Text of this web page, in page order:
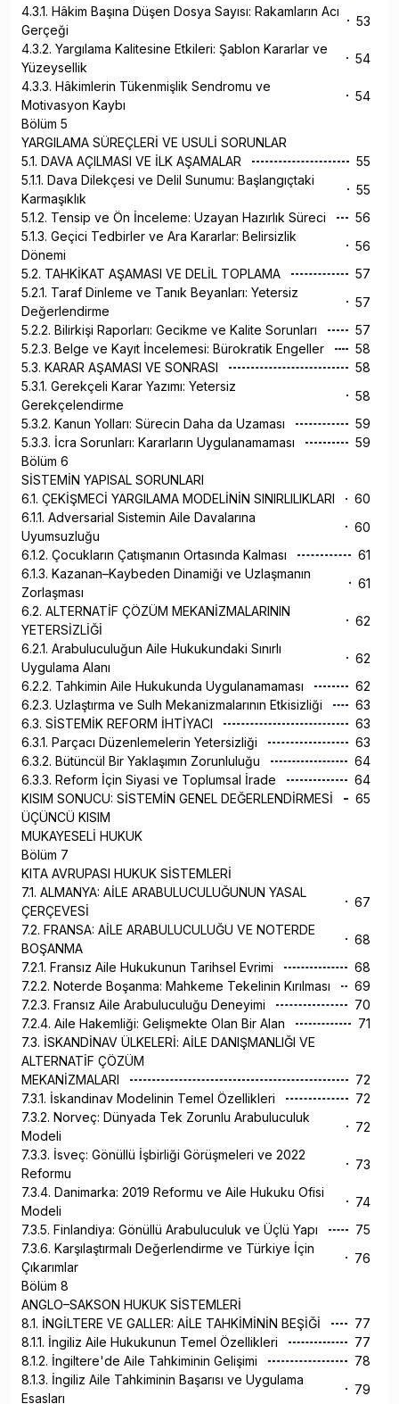
4.3.1. Hâkim Başına Düşen Dosya Sayısı: Rakamların Acı
Gerçeği
53
4.3.2. Yargılama Kalitesine Etkileri: Şablon Kararlar ve
Yüzeysellik
54
4.3.3. Hâkimlerin Tükenmişlik Sendromu ve
Motivasyon Kaybı
54
Bölüm 5
YARGILAMA SÜREÇLERİ VE USULİ SORUNLAR
5.1. DAVA AÇILMASI VE İLK AŞAMALAR
55
5.1.1. Dava Dilekçesi ve Delil Sunumu: Başlangıçtaki
Karmaşıklık
55
5.1.2. Tensip ve Ön İnceleme: Uzayan Hazırlık Süreci
56
5.1.3. Geçici Tedbirler ve Ara Kararlar: Belirsizlik
Dönemi
56
5.2. TAHKİKAT AŞAMASI VE DELİL TOPLAMA
57
5.2.1. Taraf Dinleme ve Tanık Beyanları: Yetersiz
Değerlendirme
57
5.2.2. Bilirkişi Raporları: Gecikme ve Kalite Sorunları
57
5.2.3. Belge ve Kayıt İncelemesi: Bürokratik Engeller
58
5.3. KARAR AŞAMASI VE SONRASI
58
5.3.1. Gerekçeli Karar Yazımı: Yetersiz
Gerekçelendirme
58
5.3.2. Kanun Yolları: Sürecin Daha da Uzaması
59
5.3.3. İcra Sorunları: Kararların Uygulanamaması
59
Bölüm 6
SİSTEMİN YAPISAL SORUNLARI
6.1. ÇEKİŞMECİ YARGILAMA MODELİNİN SINIRLILIKLARI
60
6.1.1. Adversarial Sistemin Aile Davalarına
Uyumsuzluğu
60
6.1.2. Çocukların Çatışmanın Ortasında Kalması
61
6.1.3. Kazanan–Kaybeden Dinamiği ve Uzlaşmanın
Zorlaşması
61
6.2. ALTERNATİF ÇÖZÜM MEKANİZMALARININ
YETERSİZLİĞİ
62
6.2.1. Arabuluculuğun Aile Hukukundaki Sınırlı
Uygulama Alanı
62
6.2.2. Tahkimin Aile Hukukunda Uygulanamaması
62
6.2.3. Uzlaştırma ve Sulh Mekanizmalarının Etkisizliği
63
6.3. SİSTEMİK REFORM İHTİYACI
63
6.3.1. Parçacı Düzenlemelerin Yetersizliği
63
6.3.2. Bütüncül Bir Yaklaşımın Zorunluluğu
64
6.3.3. Reform İçin Siyasi ve Toplumsal İrade
64
KISIM SONUCU: SİSTEMİN GENEL DEĞERLENDİRMESİ
65
ÜÇÜNCÜ KISIM
MUKAYESELİ HUKUK
Bölüm 7
KITA AVRUPASI HUKUK SİSTEMLERİ
7.1. ALMANYA: AİLE ARABULUCULUĞUNUN YASAL
ÇERÇEVESİ
67
7.2. FRANSA: AİLE ARABULUCULUĞU VE NOTERDE
BOŞANMA
68
7.2.1. Fransız Aile Hukukunun Tarihsel Evrimi
68
7.2.2. Noterde Boşanma: Mahkeme Tekelinin Kırılması
69
7.2.3. Fransız Aile Arabuluculuğu Deneyimi
70
7.2.4. Aile Hakemliği: Gelişmekte Olan Bir Alan
71
7.3. İSKANDİNAV ÜLKELERİ: AİLE DANIŞMANLIĞI VE
ALTERNATİF ÇÖZÜM
MEKANİZMALARI
72
7.3.1. İskandinav Modelinin Temel Özellikleri
72
7.3.2. Norveç: Dünyada Tek Zorunlu Arabuluculuk
Modeli
72
7.3.3. İsveç: Gönüllü İşbirliği Görüşmeleri ve 2022
Reformu
73
7.3.4. Danimarka: 2019 Reformu ve Aile Hukuku Ofisi
Modeli
74
7.3.5. Finlandiya: Gönüllü Arabuluculuk ve Üçlü Yapı
75
7.3.6. Karşılaştırmalı Değerlendirme ve Türkiye İçin
Çıkarımlar
76
Bölüm 8
ANGLO–SAKSON HUKUK SİSTEMLERİ
8.1. İNGİLTERE VE GALLER: AİLE TAHKİMİNİN BEŞİĞİ
77
8.1.1. İngiliz Aile Hukukunun Temel Özellikleri
77
8.1.2. İngiltere'de Aile Tahkiminin Gelişimi
78
8.1.3. İngiliz Aile Tahkiminin Başarısı ve Uygulama
Esasları
79